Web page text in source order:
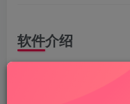
软件介绍
提升您的创作能力和创